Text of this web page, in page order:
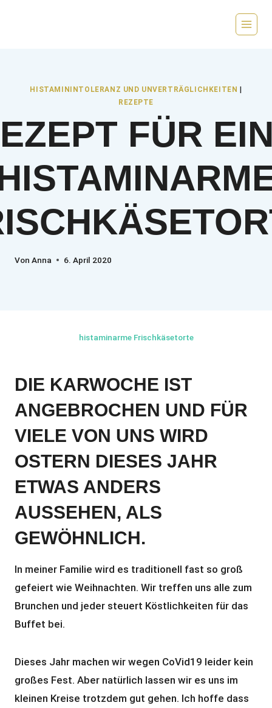
HISTAMININTOLERANZ UND UNVERTRÄGLICHKEITEN
REZEPTE
FÜR
Von Anna 6. April 2020
histaminarme Frischkäsetorte
DIE KARWOCHE IST
ANGEBROCHEN UND FÜR
VIELE VON UNS WIRD
OSTERN DIESES JAHR
ETWAS ANDERS
AUSSEHEN, ALS
GEWÖHNLICH.
In meiner Familie wird es traditionell fast so groß
gefeiert wie Weihnachten. Wir treffen uns alle zum
Brunchen und jeder steuert Köstlichkeiten für das
Buffet bei.
Dieses Jahr machen wir wegen CoVid19 leider kein
großes Fest. Aber natürlich lassen wir es uns im
kleinen Kreise trotzdem gut gehen. Ich hoffe dass